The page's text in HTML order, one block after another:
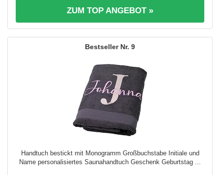
ZUM TOP ANGEBOT »
9
Handtuch bestickt mit Monogramm Großbuchstabe Initiale und
Name personalisiertes Saunahandtuch Geschenk Geburtstag ...